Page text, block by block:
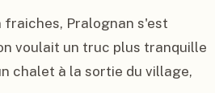
fraiches, Pralognan s'est
voulait un truc plus tranquille
chalet à la sortie du village,